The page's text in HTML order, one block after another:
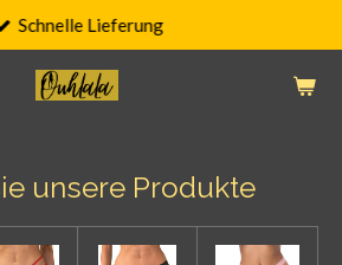
Schnelle Lieferung
unsere Produkte